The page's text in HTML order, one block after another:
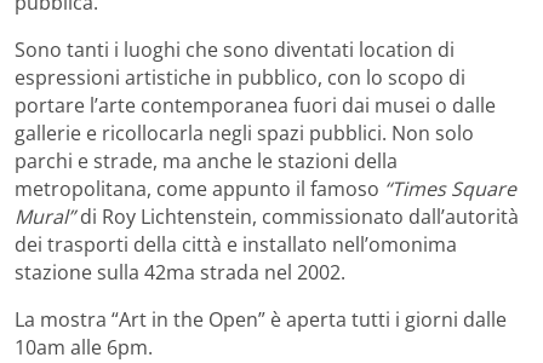
Sono tanti i luoghi che sono diventati location di
espressioni artistiche in pubblico, con lo scopo di
portare l’arte contemporanea fuori dai musei o dalle
gallerie e ricollocarla negli spazi pubblici. Non solo
parchi e strade, ma anche le stazioni della
metropolitana, come appunto il famoso “Times Square
Mural”di Roy Lichtenstein, commissionato dall’autorità
dei trasporti della città e installato nell’omonima
stazione sulla 42ma strada nel 2002.
La mostra “Art in the Open” è aperta tutti i giorni dalle
10am alle 6pm.